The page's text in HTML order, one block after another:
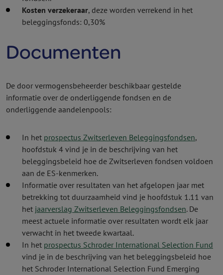
Kosten verzekeraar, deze worden verrekend in het
beleggings­fonds: 0,30%
Documenten
De door vermogens­beheerder beschikbaar gestelde
informatie over de onderliggende fondsen en de
onderliggende aandelenpools:
In het prospectus Zwitserleven Beleggingsfondsen,
hoofdstuk 4 vind je in de beschrijving van het
beleggingsbeleid hoe de Zwitserleven fondsen voldoen
aan de ES-kenmerken.
Informatie over resultaten van het afgelopen jaar met
betrekking tot duurzaamheid vind je hoofdstuk 1.11 van
het jaarverslag Zwitserleven Beleggingsfondsen. De
meest actuele informatie over resultaten wordt elk jaar
verwacht in het tweede kwartaal.
In het prospectus Schroder International Selection Fund
vind je in de beschrijving van het beleggingsbeleid hoe
het Schroder International Selection Fund Emerging